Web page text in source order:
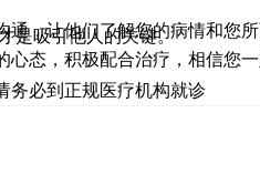
，让他们了解您的病情和
是吸引他人的关键。
态，积极配合治疗，相信您
务必到正规医疗机构就诊